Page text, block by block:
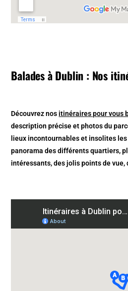
Balades à Dublin : Nos
Découvrez nos itinéraires pour vous
description précise et photos du
lieux incontournables et insolites
panorama des différents quartiers,
intéressants, des jolis points de vue,